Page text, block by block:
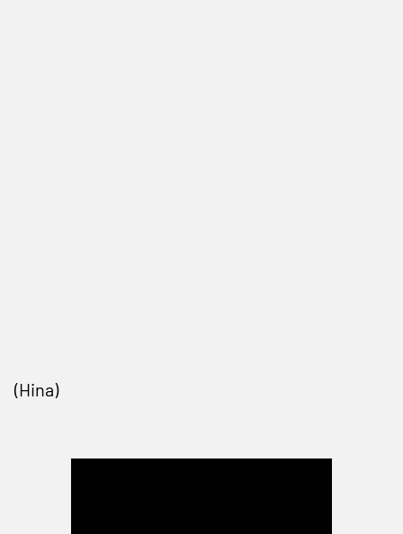
(Hina)